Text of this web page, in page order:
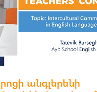
անգլերենի